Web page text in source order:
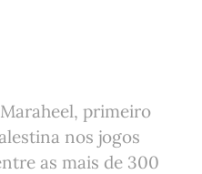
primeiro
nos jogos
as mais de 300